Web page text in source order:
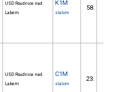
USD Roudnice nad
Labem
K1M
slalom
58.
USD Roudnice nad
Labem
C1M
slalom
23.